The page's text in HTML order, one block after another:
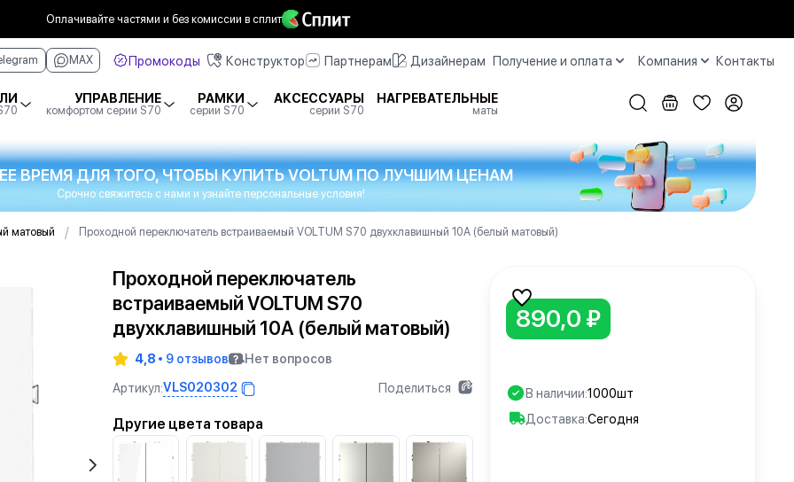
Оплачивайте частями и без комиссии в сплит
MAX Промокоды Конструктор Партнерам Дизайнерам Получение и оплата Компания Контакты
УПРАВЛЕНИЕ
комфортом серии S70
РАМКИ
серии S70
АКСЕССУАРЫ
серии S70
НАГРЕВАТЕЛЬНЫЕ
маты
ВРЕМЯ ДЛЯ ТОГО, ЧТОБЫ КУПИТЬ VOLTUM ПО ЛУЧШИМ ЦЕНАМ
Срочно свяжитесь с нами и узнайте персональные условия!
матовый / Проходной переключатель встраиваемый VOLTUM S70 двухклавишный 10А (белый матовый)
Проходной переключатель
встраиваемый VOLTUM S70
двухклавишный 10А (белый матовый)
4,8 9 отзывов
Нет вопросов
Артикул:VLS020302 Поделиться
Другие цвета товара
890,0 ₽
В наличии:1000шт
Доставка:Сегодня